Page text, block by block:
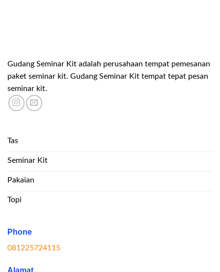
Gudang Seminar Kit adalah perusahaan tempat pemesanan
paket seminar kit. Gudang Seminar Kit tempat tepat pesan
seminar kit.
Tas
Seminar Kit
Pakaian
Topi
Phone
081225724115
Alamat